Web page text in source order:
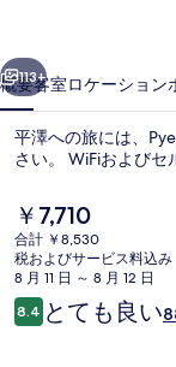
ギ
ャ
ラ
リ
ー
113+
概要客室ロケーション
平澤への旅には、
さい。 WiFiおよびセ
現
在
の
料
金
は
￥7,710
合計 ￥8,530
税およびサービス料込み
8 月 11 日 ～ 8 月 12 日
口
コ
8.410段階中8.4
とても良い